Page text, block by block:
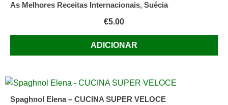
As Melhores Receitas Internacionais, Suécia
€5.00
ADICIONAR
Spaghnol Elena – CUCINA SUPER VELOCE